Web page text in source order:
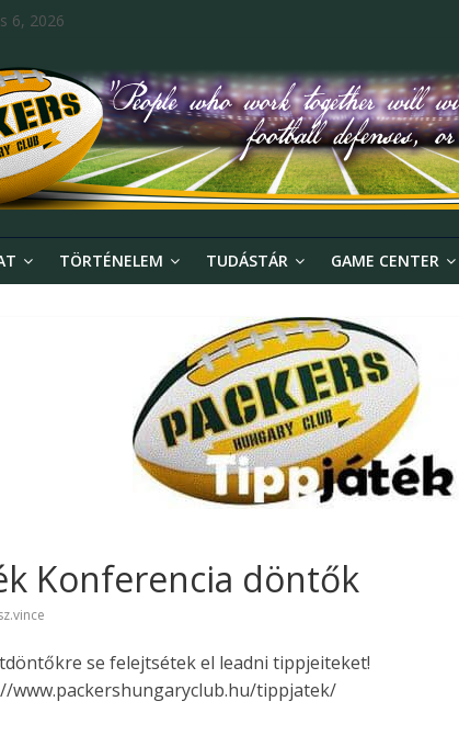
6, 2026
TÖRTÉNELEM TUDÁSTÁR GAME CENTER
Konferencia döntők
se felejtsétek el leadni tippjeiteket!
www.packershungaryclub.hu/tippjatek/